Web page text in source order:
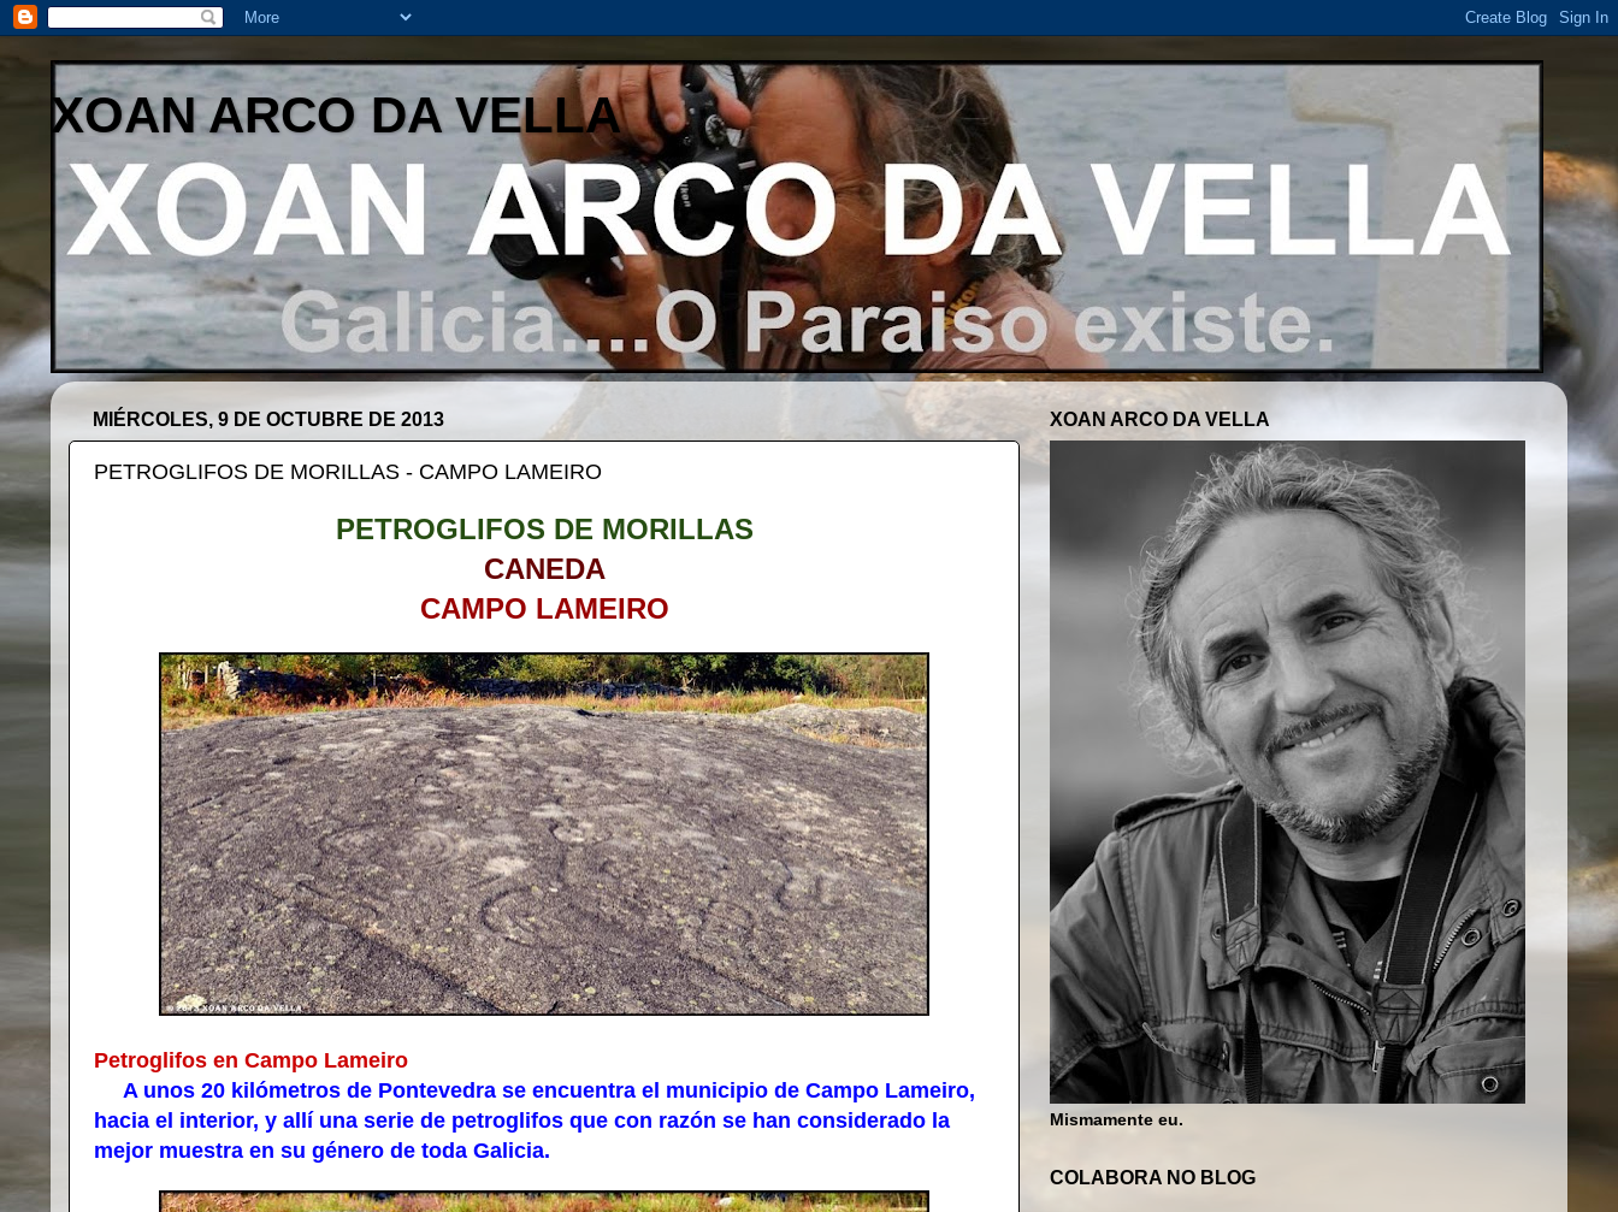
XOAN ARCO DA VELLA
MIÉRCOLES, 9 DE OCTUBRE DE 2013
PETROGLIFOS DE MORILLAS - CAMPO LAMEIRO
PETROGLIFOS DE MORILLAS
CANEDA
CAMPO LAMEIRO
Petroglifos en Campo Lameiro
A unos 20 kilómetros de Pontevedra se encuentra el municipio de Campo Lameiro,
hacia el interior, y allí una serie de petroglifos que con razón se han considerado la
mejor muestra en su género de toda Galicia.
XOAN ARCO DA VELLA
Mismamente eu.
COLABORA NO BLOG